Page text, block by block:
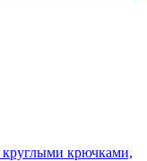
круглыми крючками,